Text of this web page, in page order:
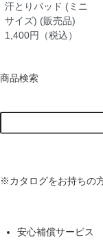
汗とりパッド (ミニ
サイズ) (販売品)
1,400円（税込）
商品検索
※カタログをお持ちの
安心補償サービス